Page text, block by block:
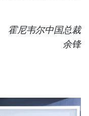
霍尼韦尔中国总裁
余锋